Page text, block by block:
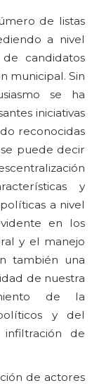
de listas
a nivel
candidatos
municipal. Sin
se ha
iniciativas
reconocidas
puede decir
y
a nivel
en los
y el manejo
también una
de nuestra
de la
y del
de
de actores